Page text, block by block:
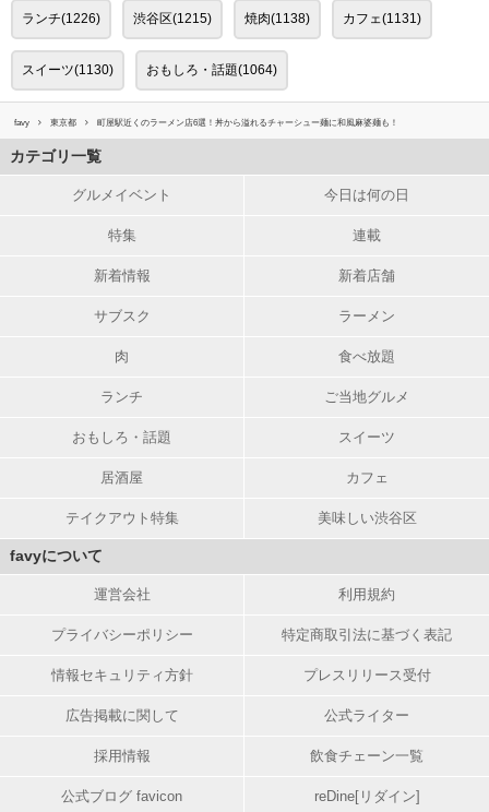
ランチ(1226) 渋谷区(1215) 焼肉(1138) カフェ(1131)
スイーツ(1130) おもしろ・話題(1064)
favy 東京都 町屋駅近くのラーメン店6選！丼から溢れるチャーシュー麺に和風麻婆麺も！
カテゴリ一覧
グルメイベント 今日は何の日
特集 連載
新着情報 新着店舗
サブスク ラーメン
肉 食べ放題
ランチ ご当地グルメ
おもしろ・話題 スイーツ
居酒屋 カフェ
テイクアウト特集 美味しい渋谷区
favyについて
運営会社 利用規約
プライバシーポリシー 特定商取引法に基づく表記
情報セキュリティ方針 プレスリリース受付
広告掲載に関して 公式ライター
採用情報 飲食チェーン一覧
公式ブログ favicon reDine[リダイン]